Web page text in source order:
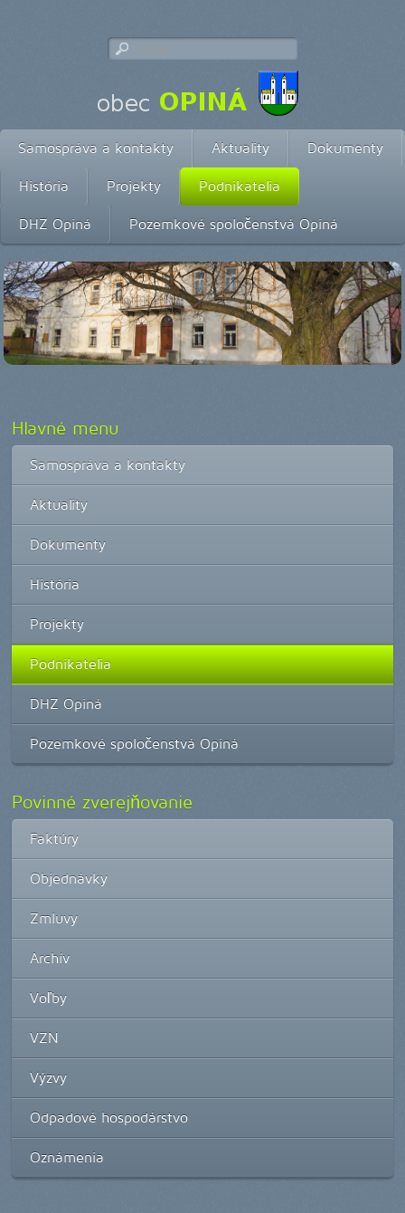
Samospráva a kontakty Aktuality Dokumenty
História Projekty Podnikatelia
DHZ Opiná Pozemkové spoločenstvá Opiná
Hlavné menu
Samospráva a kontakty
Aktuality
Dokumenty
História
Projekty
Podnikatelia
DHZ Opiná
Pozemkové spoločenstvá Opiná
Povinné zverejňovanie
Faktúry
Objednávky
Zmluvy
Archív
Voľby
VZN
Výzvy
Odpadové hospodárstvo
Oznámenia